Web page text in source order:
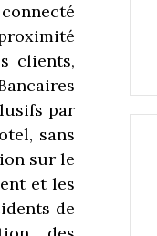
clients,
par
sans
sur le
et les
de